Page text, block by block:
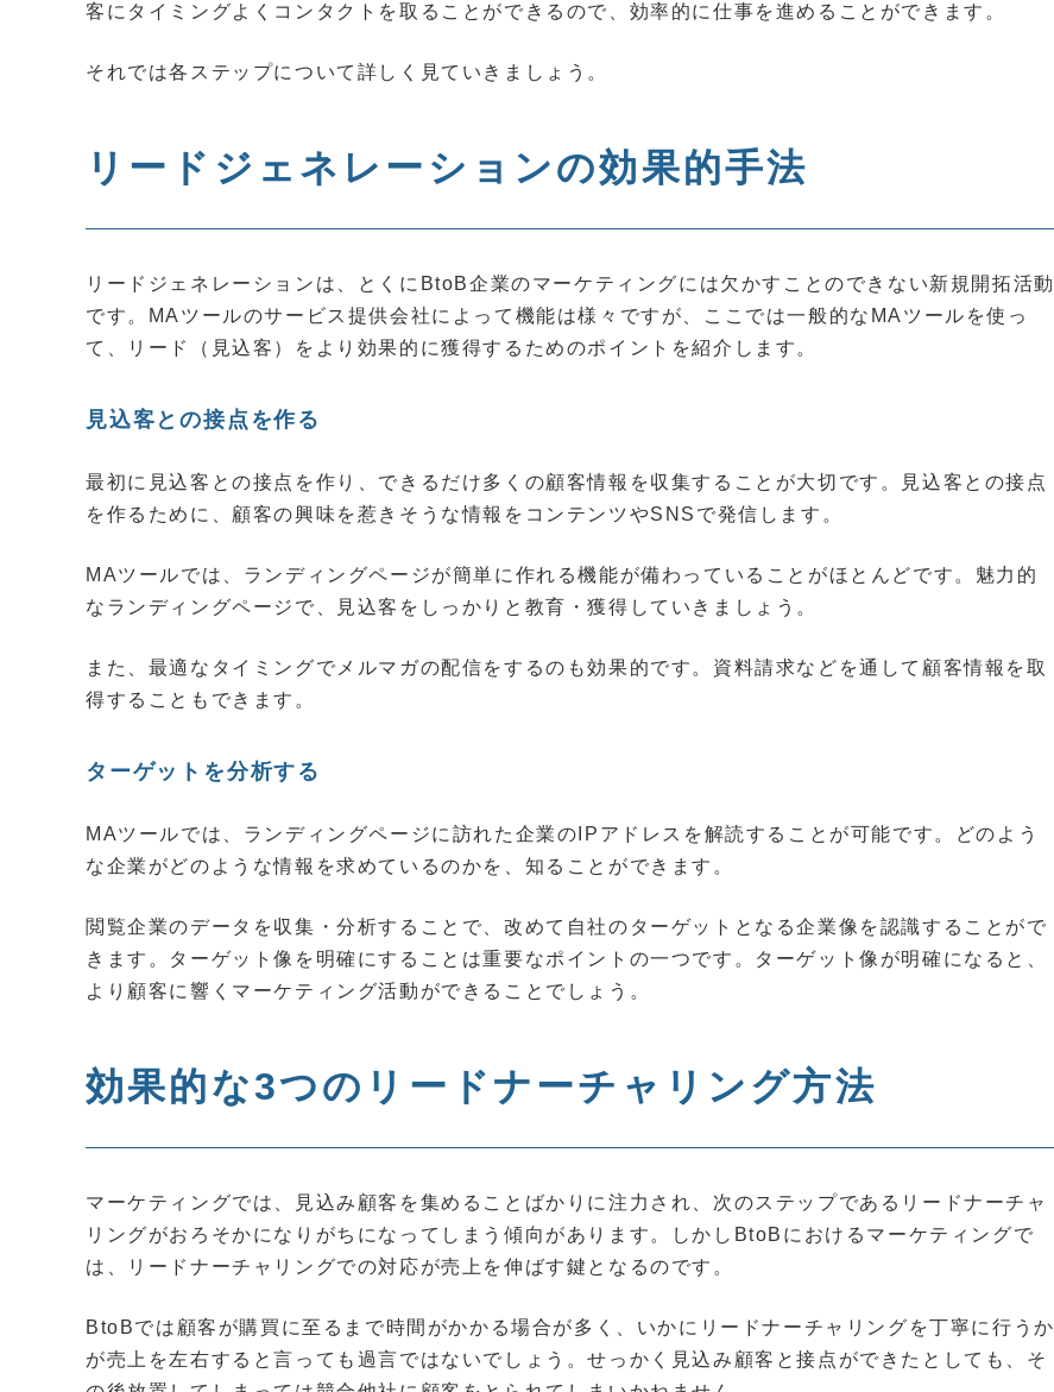
客にタイミングよくコンタクトを取ることができるので、効率的に仕事を進めることができます。
それでは各ステップについて詳しく見ていきましょう。
リードジェネレーションの効果的手法
リードジェネレーションは、とくにBtoB企業のマーケティングには欠かすことのできない新規開拓活動
です。MAツールのサービス提供会社によって機能は様々ですが、ここでは一般的なMAツールを使っ
て、リード（見込客）をより効果的に獲得するためのポイントを紹介します。
見込客との接点を作る
最初に見込客との接点を作り、できるだけ多くの顧客情報を収集することが大切です。見込客との接点
を作るために、顧客の興味を惹きそうな情報をコンテンツやSNSで発信します。
MAツールでは、ランディングページが簡単に作れる機能が備わっていることがほとんどです。魅力的
なランディングページで、見込客をしっかりと教育・獲得していきましょう。
また、最適なタイミングでメルマガの配信をするのも効果的です。資料請求などを通して顧客情報を取
得することもできます。
ターゲットを分析する
MAツールでは、ランディングページに訪れた企業のIPアドレスを解読することが可能です。どのよう
な企業がどのような情報を求めているのかを、知ることができます。
閲覧企業のデータを収集・分析することで、改めて自社のターゲットとなる企業像を認識することがで
きます。ターゲット像を明確にすることは重要なポイントの一つです。ターゲット像が明確になると、
より顧客に響くマーケティング活動ができることでしょう。
効果的な3つのリードナーチャリング方法
マーケティングでは、見込み顧客を集めることばかりに注力され、次のステップであるリードナーチャ
リングがおろそかになりがちになってしまう傾向があります。しかしBtoBにおけるマーケティングで
は、リードナーチャリングでの対応が売上を伸ばす鍵となるのです。
BtoBでは顧客が購買に至るまで時間がかかる場合が多く、いかにリードナーチャリングを丁寧に行うか
が売上を左右すると言っても過言ではないでしょう。せっかく見込み顧客と接点ができたとしても、そ